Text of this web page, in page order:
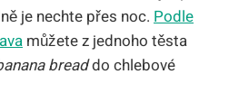
je nechte přes noc. Podle
můžete z jednoho těsta
breaddo chlebové